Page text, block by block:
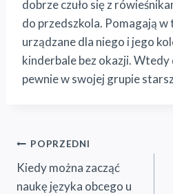
dobrze czuło się z
do przedszkola. Pomagają w
urządzane dla niego i jego
kinderbale bez okazji. Wtedy
pewnie w swojej grupie
Nawigacja
wpisu
POPRZEDNI
Kiedy można zacząć
naukę języka obcego u